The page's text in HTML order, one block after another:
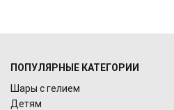
ПОПУЛЯРНЫЕ КАТЕГОРИИ
Шары с гелием
Детям